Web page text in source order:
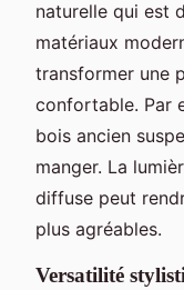
naturelle qui est
matériaux
transformer une
confortable. Par
bois ancien
manger. La
diffuse peut
plus agréables.
Versatilité